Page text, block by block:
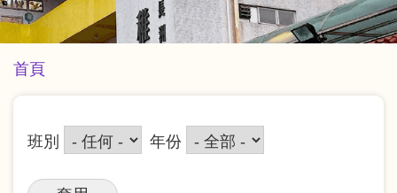
導
航
連
首頁
班別 年份